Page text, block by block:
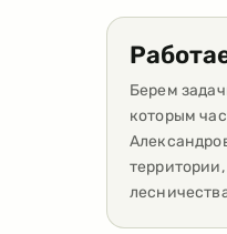
Берем
которым